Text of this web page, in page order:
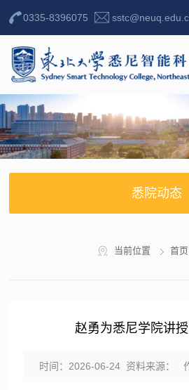
0335-8396075
悉院动态
当前位置 首页
赵勇为悉尼学院讲
时间：2026-06-24 资料来源：